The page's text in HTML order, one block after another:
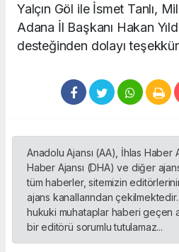
Yalçın Göl ile İsmet Tanlı,
Adana İl Başkanı Hakan
desteğinden dolayı
Anadolu Ajansı (AA), İhlas Haber
Haber Ajansı (DHA) ve diğer
tüm haberler, sitemizin
ajans kanallarından
hukuki muhataplar haberi geçen
bir editörü sorumlu tutulamaz...